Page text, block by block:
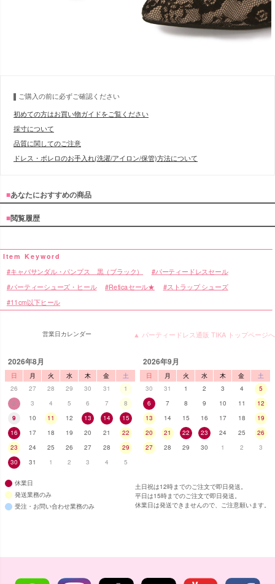
ご購入の前に必ずご確認ください
初めての方はお買い物ガイドをご覧ください
採寸について
品質に関してのご注意
ドレス・ボレロのお手入れ(洗濯/アイロン/保管)方法について
■あなたにおすすめの商品
■閲覧履歴
キャバサンダル・パンプス 黒（ブラック） パーティードレスセール
パーティーシューズ・ヒール Reticaセール★ ストラップ シューズ
11cm以下ヒール
▲ パーティードレス通販 TIKA トップページへ
営業日カレンダー
2026年8月
日 月 火 水 木 金
土
26
27 28 29 30 31
1
2
3 4 5 6 7
8
9
10 11 12 13 14
15
16
17 18 19 20 21
22
23
24 25 26 27 28
29
30
31 1 2 3 4 5
2026年9月
日 月 火 水 木 金
土
30
31 1 2 3 4
5
6
7 8 9 10 11
12
13
14 15 16 17 18
19
20
21 22 23 24 25
26
27
28 29 30 1 2 3
休業日
発送業務のみ
受注・お問い合わせ業務のみ
土日祝は12時までのご注文で即日発送。
平日は15時までのご注文で即日発送。
休業日は発送できませんので、ご注意願います。